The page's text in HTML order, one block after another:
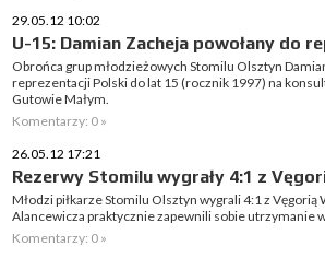
29.05.12 10:02
U-15: Damian Zacheja powołany do
Obrońca grup młodzieżowych Stomilu Olsztyn
reprezentacji Polski do lat 15 (rocznik 1997) na
Gutowie Małym.
Komentarzy: 0 »
26.05.12 17:21
Rezerwy Stomilu wygrały 4:1 z
Młodzi piłkarze Stomilu Olsztyn wygrali 4:1 z Vęgorią
Alancewicza praktycznie zapewnili sobie utrzymanie
Komentarzy: 0 »